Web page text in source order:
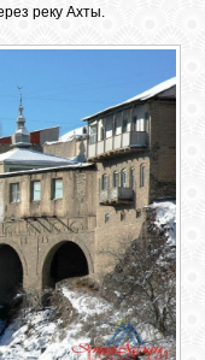
реку Ахты.